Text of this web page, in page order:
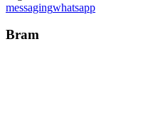
messagingwhatsapp
Bram